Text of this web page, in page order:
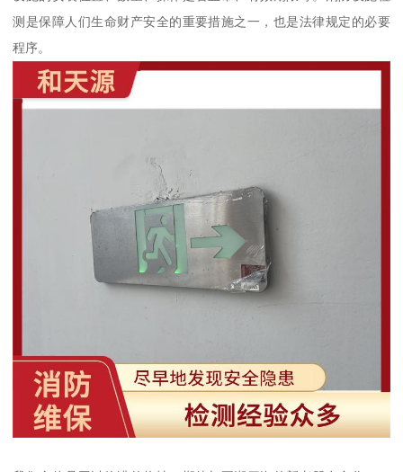
测是保障人们生命财产安全的重要措施之一，也是法律规定的必要
程序。